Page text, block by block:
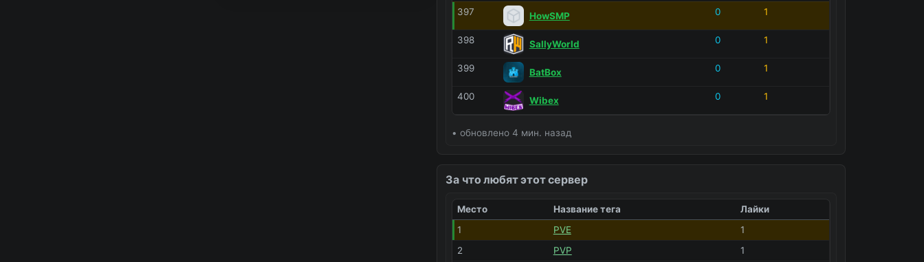
397 HowSMP 0 1
398 SallyWorld 0 1
399 BatBox 0 1
400 Wibex 0 1
• обновлено 4 мин. назад
За что любят этот сервер
Место Название тега
Лайки
1
PVE
1
2
PVP
1